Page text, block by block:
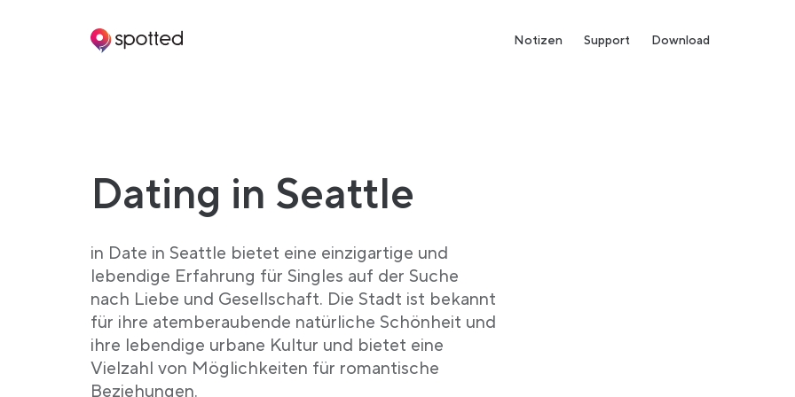
Main navigation Notizen Support Download
Dating in Seattle
in Date in Seattle bietet eine einzigartige und
lebendige Erfahrung für Singles auf der Suche
nach Liebe und Gesellschaft. Die Stadt ist bekannt
für ihre atemberaubende natürliche Schönheit und
ihre lebendige urbane Kultur und bietet eine
Vielzahl von Möglichkeiten für romantische
Beziehungen.